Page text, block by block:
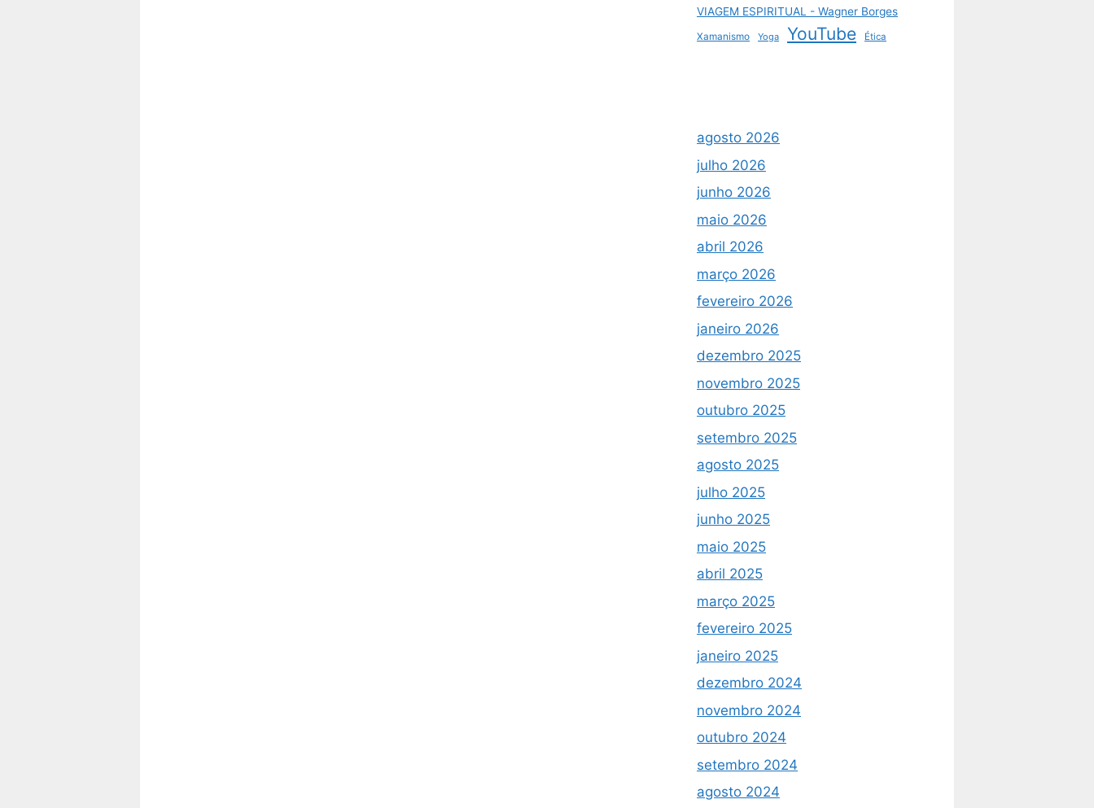
VIAGEM ESPIRITUAL - Wagner Borges
Xamanismo Yoga YouTube Ética
agosto 2026
julho 2026
junho 2026
maio 2026
abril 2026
março 2026
fevereiro 2026
janeiro 2026
dezembro 2025
novembro 2025
outubro 2025
setembro 2025
agosto 2025
julho 2025
junho 2025
maio 2025
abril 2025
março 2025
fevereiro 2025
janeiro 2025
dezembro 2024
novembro 2024
outubro 2024
setembro 2024
agosto 2024